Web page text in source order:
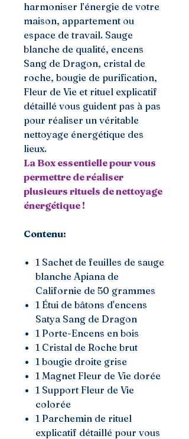
harmoniser l’énergie de votre
maison, appartement ou
espace de travail. Sauge
blanche de qualité, encens
Sang de Dragon, cristal de
roche, bougie de purification,
Fleur de Vie et rituel explicatif
détaillé vous guident pas à pas
pour réaliser un véritable
nettoyage énergétique des
lieux.
La Box essentielle pour vous
permettre de réaliser
plusieurs rituels de nettoyage
énergétique !
Contenu:
1 Sachet de feuilles de sauge
blanche Apiana de
Californie de 50 grammes
1 Étui de bâtons d'encens
Satya Sang de Dragon
1 Porte-Encens en bois
1 Cristal de Roche brut
1 bougie droite grise
1 Magnet Fleur de Vie dorée
1 Support Fleur de Vie
colorée
1 Parchemin de rituel
explicatif détaillé pour vous